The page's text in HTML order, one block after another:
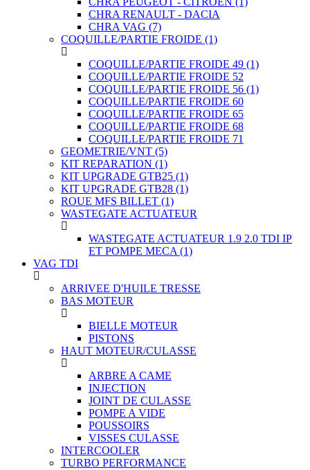
CHRA RENAULT - DACIA
CHRA VAG (7)
COQUILLE/PARTIE FROIDE (1)
COQUILLE/PARTIE FROIDE 49 (1)
COQUILLE/PARTIE FROIDE 52
COQUILLE/PARTIE FROIDE 56 (1)
COQUILLE/PARTIE FROIDE 60
COQUILLE/PARTIE FROIDE 65
COQUILLE/PARTIE FROIDE 68
COQUILLE/PARTIE FROIDE 71
GEOMETRIE/VNT (5)
KIT REPARATION (1)
KIT UPGRADE GTB25 (1)
KIT UPGRADE GTB28 (1)
ROUE MFS BILLET (1)
WASTEGATE ACTUATEUR
WASTEGATE ACTUATEUR 1.9 2.0 TDI IP
ET POMPE MECA (1)
VAG TDI
ARRIVEE D'HUILE TRESSE
BAS MOTEUR
BIELLE MOTEUR
PISTONS
HAUT MOTEUR/CULASSE
ARBRE A CAME
INJECTION
JOINT DE CULASSE
POMPE A VIDE
POUSSOIRS
VISSES CULASSE
INTERCOOLER
TURBO PERFORMANCE